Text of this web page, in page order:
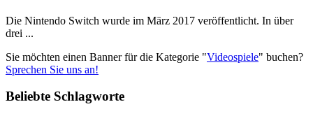
Die Nintendo Switch wurde im März 2017 veröffentlicht. In über
drei ...
Sie möchten einen Banner für die Kategorie "Videospiele" buchen?
Sprechen Sie uns an!
Beliebte Schlagworte